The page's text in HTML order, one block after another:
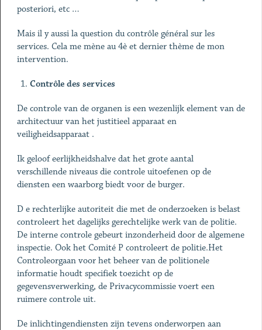
posteriori, etc …
Mais il y aussi la question du contrôle général sur les
services. Cela me mène au 4è et dernier thème de mon
intervention.
Contrôle des services
De controle van de organen is een wezenlijk element van de
architectuur van het justitieel apparaat en
veiligheidsapparaat .
Ik geloof eerlijkheidshalve dat het grote aantal
verschillende niveaus die controle uitoefenen op de
diensten een waarborg biedt voor de burger.
D e rechterlijke autoriteit die met de onderzoeken is belast
controleert het dagelijks gerechtelijke werk van de politie.
De interne controle gebeurt inzonderheid door de algemene
inspectie. Ook het Comité P controleert de politie.Het
Controleorgaan voor het beheer van de politionele
informatie houdt specifiek toezicht op de
gegevensverwerking, de Privacycommissie voert een
ruimere controle uit.
De inlichtingendiensten zijn tevens onderworpen aan